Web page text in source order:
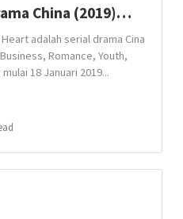
China (2019)…
adalah serial drama Cina
Romance, Youth,
18 Januari 2019...